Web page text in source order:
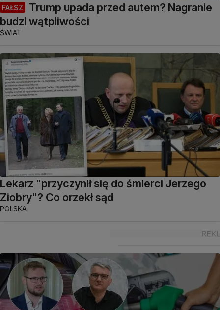
FAŁSZ
Trump upada przed autem? Nagranie
budzi wątpliwości
ŚWIAT
Lekarz "przyczynił się do śmierci Jerzego
Ziobry"? Co orzekł sąd
POLSKA